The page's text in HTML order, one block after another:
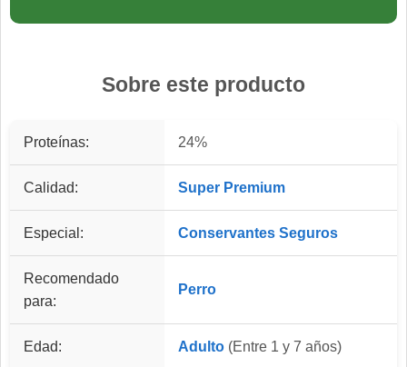
Sobre este producto
Proteínas: 24%
Calidad: Super Premium
Especial: Conservantes Seguros
Recomendado
para:
Perro
Edad: Adulto (Entre 1 y 7 años)